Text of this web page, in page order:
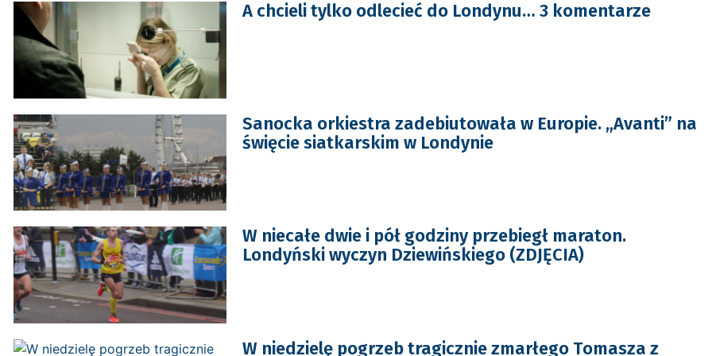
A chcieli tylko odlecieć do Londynu… 3 komentarze
Sanocka orkiestra zadebiutowała w Europie. „Avanti” na
święcie siatkarskim w Londynie
W niecałe dwie i pół godziny przebiegł maraton.
Londyński wyczyn Dziewińskiego (ZDJĘCIA)
W niedzielę pogrzeb tragicznie zmarłego Tomasza z